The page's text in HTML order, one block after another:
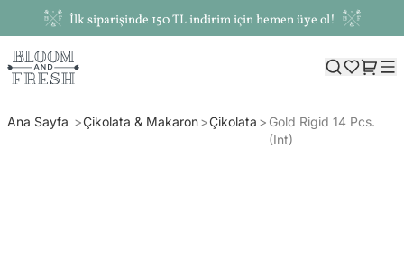
İlk siparişinde 150 TL indirim için hemen üye ol!
Ana Sayfa Çikolata & Makaron Çikolata
Gold Rigid 14 Pcs.
(Int)